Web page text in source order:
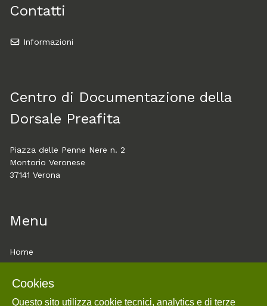
Contatti
Informazioni
Centro di Documentazione della
Dorsale Preafita
Piazza delle Penne Nere n. 2
Montorio Veronese
37141 Verona
Menu
Home
Esplora
Mostre
Cookies
Questo sito utilizza cookie tecnici, analytics e di terze